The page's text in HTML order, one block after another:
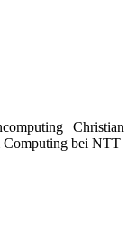
| Christian
Computing bei NTT